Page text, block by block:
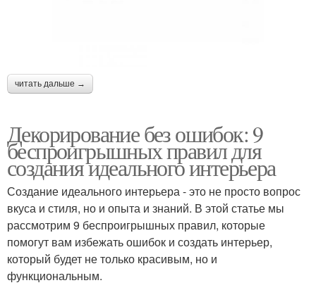
читать дальше →
Декорирование без ошибок: 9
беспроигрышных правил для
создания идеального интерьера
Создание идеального интерьера - это не просто вопрос
вкуса и стиля, но и опыта и знаний. В этой статье мы
рассмотрим 9 беспроигрышных правил, которые
помогут вам избежать ошибок и создать интерьер,
который будет не только красивым, но и
функциональным.